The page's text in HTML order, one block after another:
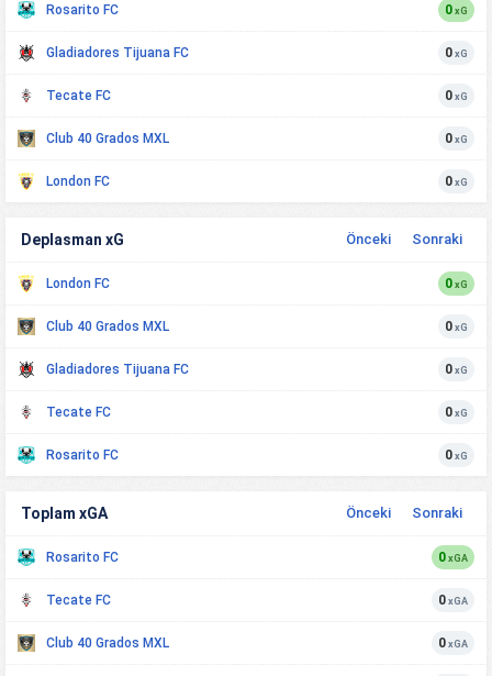
Rosarito FC 0 xG
Gladiadores Tijuana FC 0 xG
Tecate FC 0 xG
Club 40 Grados MXL 0 xG
London FC 0 xG
Deplasman xG Önceki Sonraki
London FC 0 xG
Club 40 Grados MXL 0 xG
Gladiadores Tijuana FC 0 xG
Tecate FC 0 xG
Rosarito FC 0 xG
Toplam xGA Önceki Sonraki
Rosarito FC 0 xGA
Tecate FC 0 xGA
Club 40 Grados MXL 0 xGA